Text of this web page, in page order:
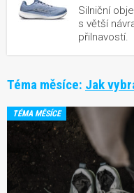
Silniční
s větší
přilnavostí.
Téma měsíce: Jak
TÉMA MĚSÍCE